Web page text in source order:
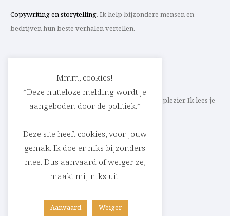
Copywriting en storytelling. Ik help bijzondere mensen en
bedrijven hun beste verhalen vertellen.
Schrijf ik straks mee aan jouw verhaal? Met veel plezier. Ik lees je
heel graag op
cedric@parlevink.be
SOCIAL
Facebook
Instagram
Linkedin
Mmm, cookies!
*Deze nutteloze melding wordt je
aangeboden door de politiek.*
Deze site heeft cookies, voor jouw
gemak. Ik doe er niks bijzonders
mee. Dus aanvaard of weiger ze,
maakt mij niks uit.
Aanvaard Weiger